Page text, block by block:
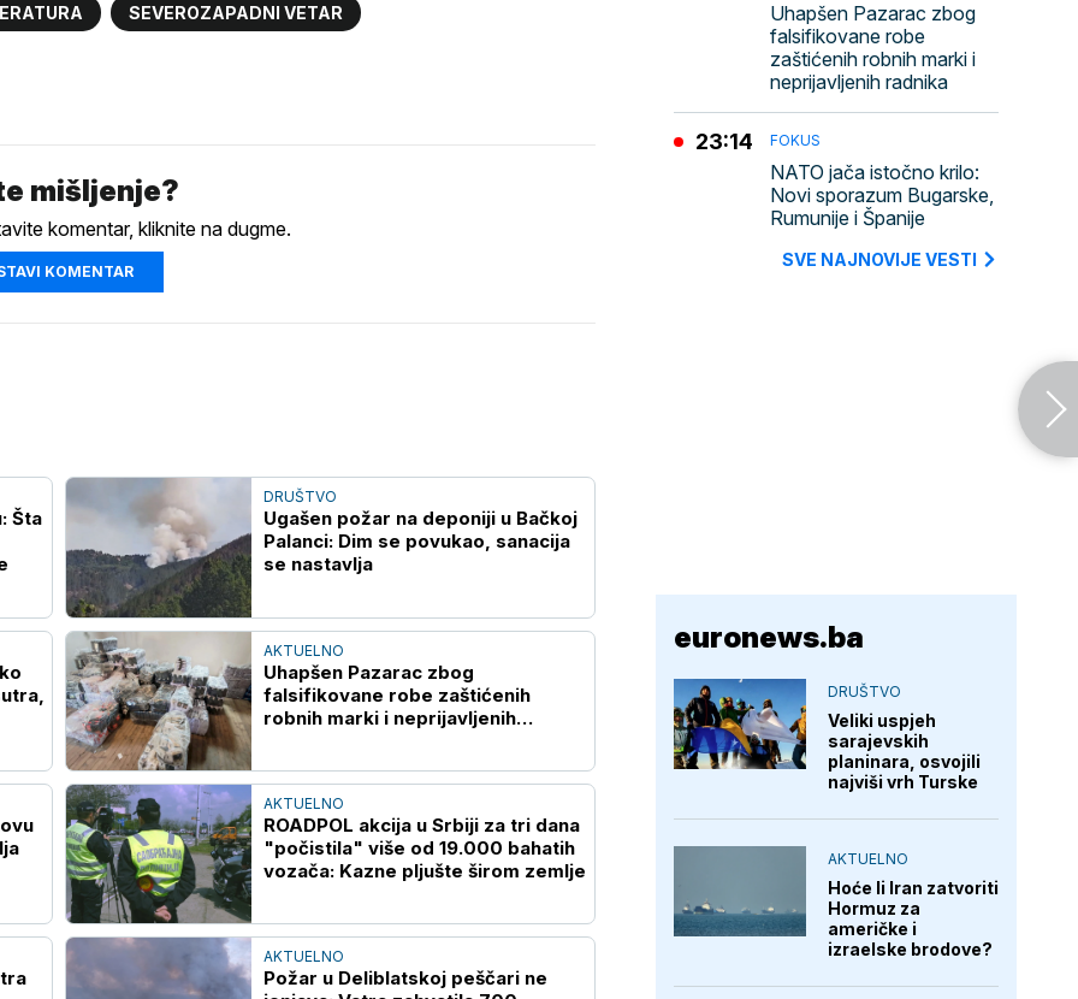
SEVEROZAPADNI VETAR
mišljenje?
komentar, kliknite na dugme.
KOMENTAR
Šta
DRUŠTVO
Ugašen požar na deponiji u Bačkoj
Palanci: Dim se povukao, sanacija
se nastavlja
AKTUELNO
Uhapšen Pazarac zbog
falsifikovane robe zaštićenih
robnih marki i neprijavljenih
AKTUELNO
ROADPOL akcija u Srbiji za tri dana
"počistila" više od 19.000 bahatih
vozača: Kazne pljušte širom zemlje
AKTUELNO
Požar u Deliblatskoj peščari ne
Uhapšen Pazarac zbog
falsifikovane robe
zaštićenih robnih marki i
neprijavljenih radnika
FOKUS
NATO jača istočno krilo:
Novi sporazum Bugarske,
Rumunije i Španije
23:14
SVE NAJNOVIJE VESTI
euronews.ba
DRUŠTVO
Veliki uspjeh
sarajevskih
planinara, osvojili
najviši vrh Turske
AKTUELNO
Hoće li Iran zatvoriti
Hormuz za
američke i
izraelske brodove?